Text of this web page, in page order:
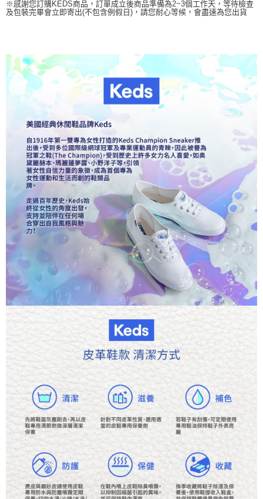
※感謝您訂購KEDS商品，訂單成立後商品準備為2~3個工作天，等待檢查
及包裝完畢會立即寄出(不包含例假日)，請您耐心等候，會盡速為您出貨